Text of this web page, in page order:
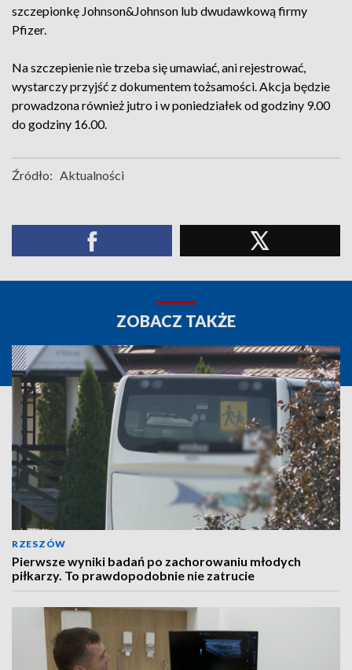
szczepionkę Johnson&Johnson lub dwudawkową firmy
Pfizer.
Na szczepienie nie trzeba się umawiać, ani rejestrować,
wystarczy przyjść z dokumentem tożsamości. Akcja będzie
prowadzona również jutro i w poniedziałek od godziny 9.00
do godziny 16.00.
Źródło: Aktualności
ZOBACZ TAKŻE
RZESZÓW
Pierwsze wyniki badań po zachorowaniu młodych
piłkarzy. To prawdopodobnie nie zatrucie